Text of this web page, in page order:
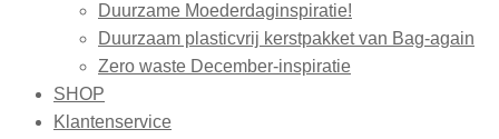
Duurzame Moederdaginspiratie!
Duurzaam plasticvrij kerstpakket van Bag-again
Zero waste December-inspiratie
SHOP
Klantenservice